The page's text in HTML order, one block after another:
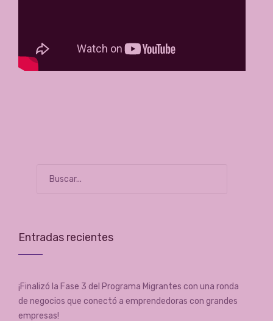
Entradas recientes
¡Finalizó la Fase 3 del Programa Migrantes con una ronda
de negocios que conectó a emprendedoras con grandes
empresas!